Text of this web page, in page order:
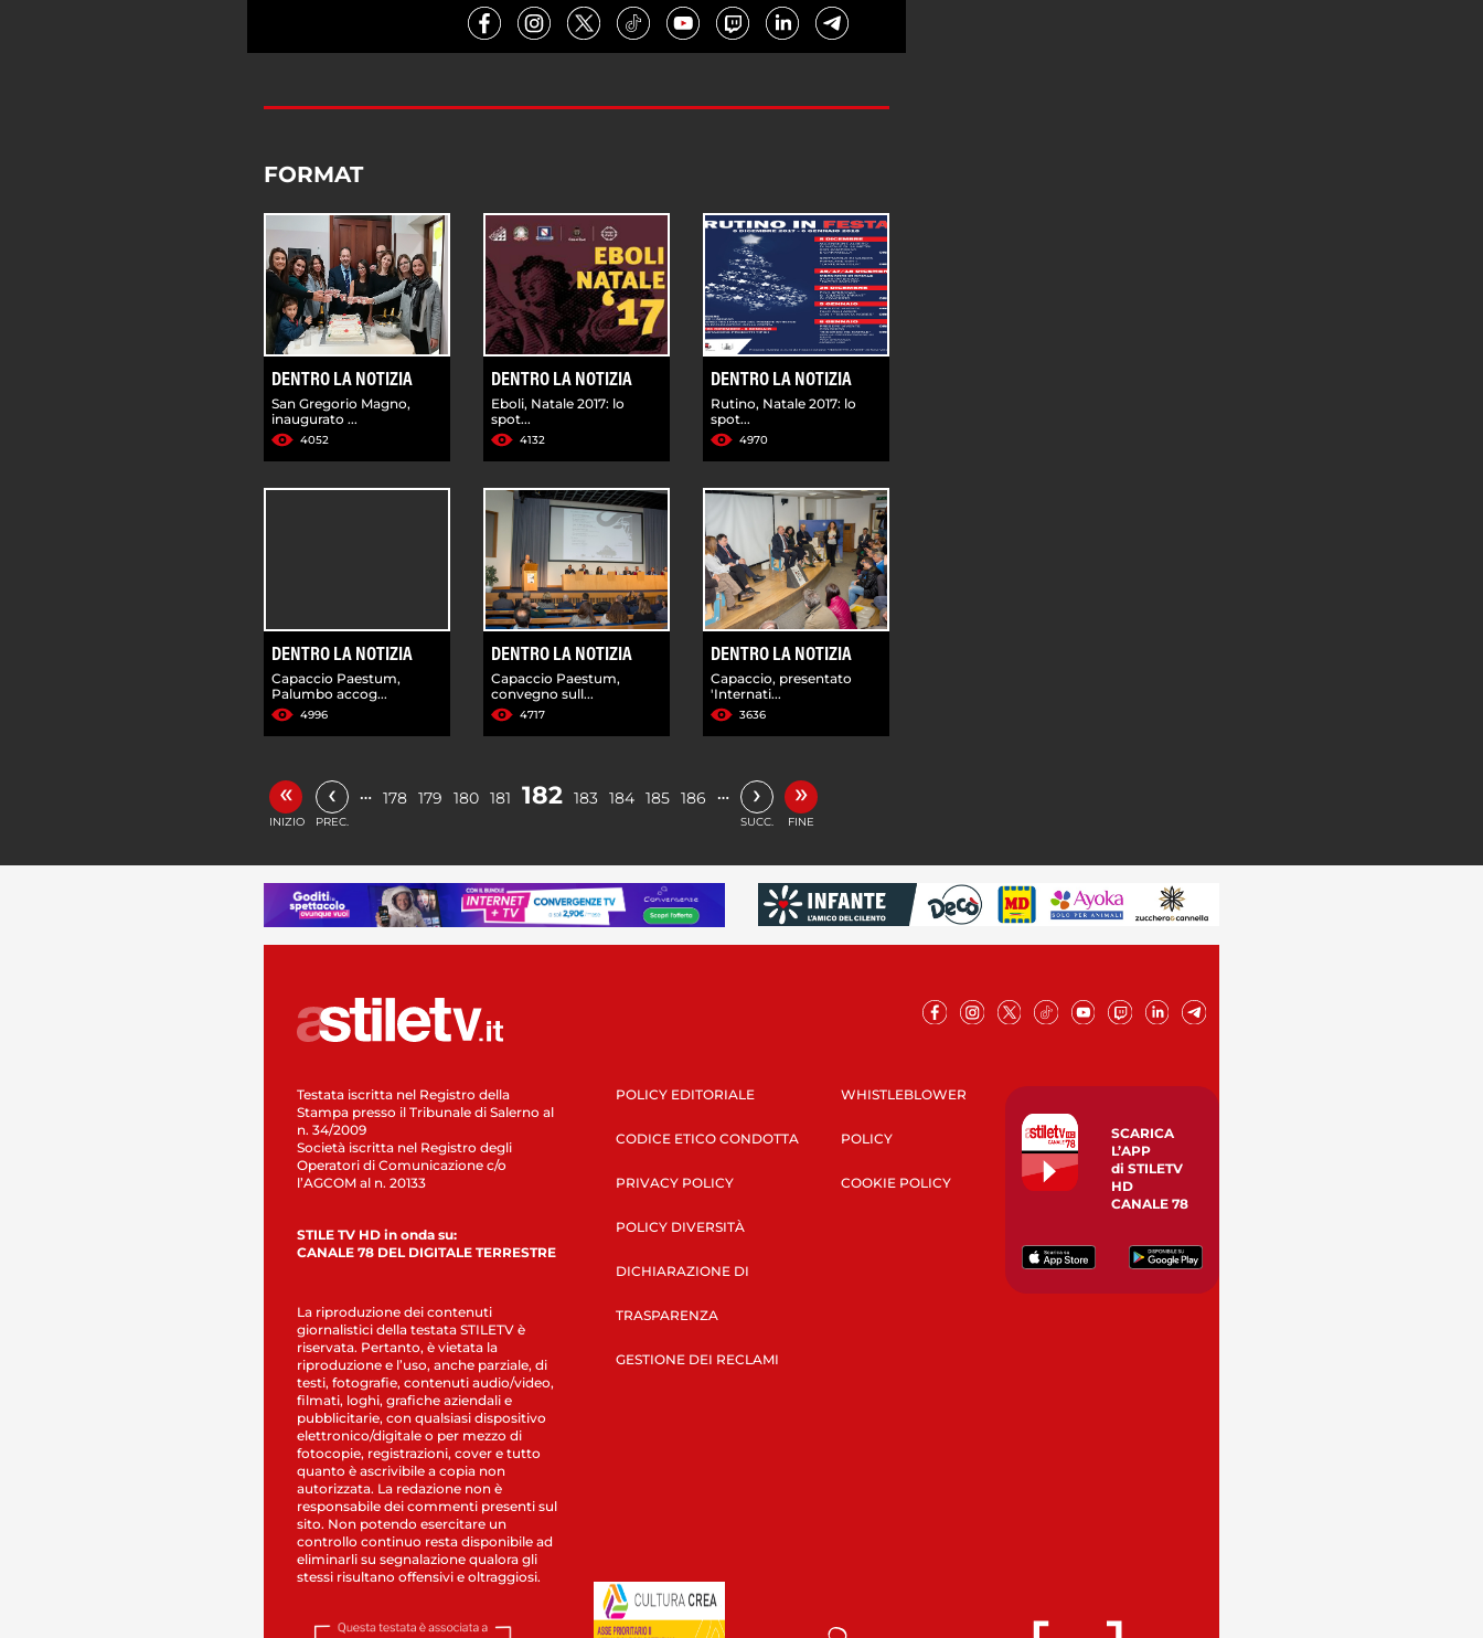
FORMAT
DENTRO LA NOTIZIA
San Gregorio Magno,
inaugurato ...
4052
DENTRO LA NOTIZIA
Eboli, Natale 2017: lo
spot...
4132
DENTRO LA NOTIZIA
Rutino, Natale 2017: lo
spot...
4970
DENTRO LA NOTIZIA
Capaccio Paestum,
Palumbo accog...
4996
DENTRO LA NOTIZIA
Capaccio Paestum,
convegno sull...
4717
DENTRO LA NOTIZIA
Capaccio, presentato
'Internati...
3636
«
INIZIO
‹
PREC.
… 178 179 180 181 182 183 184 185 186 … ›
SUCC.
»
FINE
Testata iscritta nel Registro della
Stampa presso il Tribunale di Salerno al
n. 34/2009
Società iscritta nel Registro degli
Operatori di Comunicazione c/o
l’AGCOM al n. 20133
STILE TV HD in onda su:
CANALE 78 DEL DIGITALE TERRESTRE
La riproduzione dei contenuti
giornalistici della testata STILETV è
riservata. Pertanto, è vietata la
riproduzione e l’uso, anche parziale, di
testi, fotografie, contenuti audio/video,
filmati, loghi, grafiche aziendali e
pubblicitarie, con qualsiasi dispositivo
elettronico/digitale o per mezzo di
fotocopie, registrazioni, cover e tutto
quanto è ascrivibile a copia non
autorizzata. La redazione non è
responsabile dei commenti presenti sul
sito. Non potendo esercitare un
controllo continuo resta disponibile ad
eliminarli su segnalazione qualora gli
stessi risultano offensivi e oltraggiosi.
POLICY EDITORIALE
CODICE ETICO CONDOTTA
PRIVACY POLICY
POLICY DIVERSITÀ
DICHIARAZIONE DI
TRASPARENZA
GESTIONE DEI RECLAMI
WHISTLEBLOWER
POLICY
COOKIE POLICY
SCARICA
L’APP
di STILETV
HD
CANALE 78